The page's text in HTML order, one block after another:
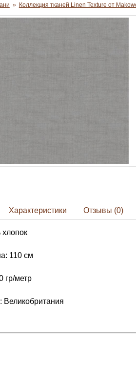
» Коллекция тканей Linen Texture от
Характеристики Отзывы (0)
110 см
гр/метр
Великобритания